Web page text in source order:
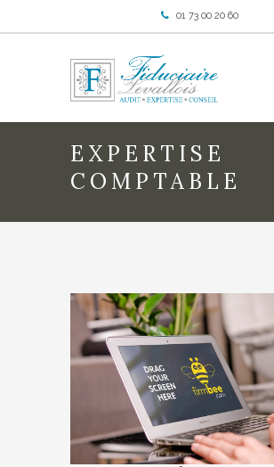
01 73 00 20 60
EXPERTISE
COMPTABLE